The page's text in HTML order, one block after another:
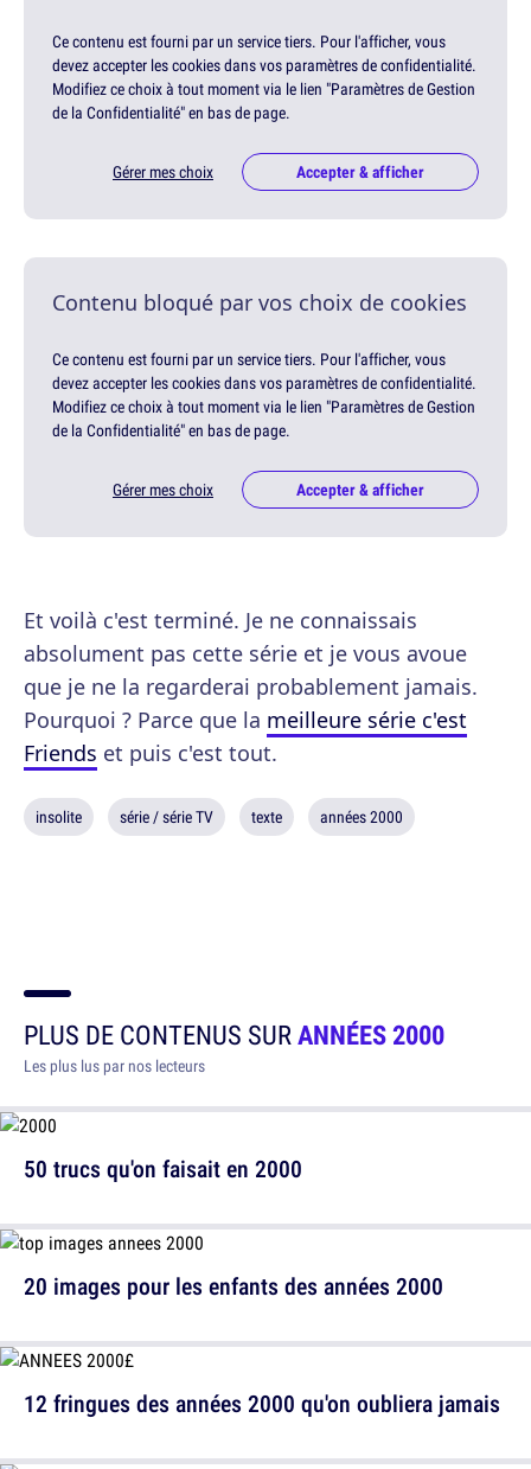
Ce contenu est fourni par un service tiers. Pour l'afficher, vous
devez accepter les cookies dans vos paramètres de confidentialité.
Modifiez ce choix à tout moment via le lien "Paramètres de Gestion
de la Confidentialité" en bas de page.
Gérer mes choix Accepter & afficher
Contenu bloqué par vos choix de cookies
Ce contenu est fourni par un service tiers. Pour l'afficher, vous
devez accepter les cookies dans vos paramètres de confidentialité.
Modifiez ce choix à tout moment via le lien "Paramètres de Gestion
de la Confidentialité" en bas de page.
Gérer mes choix Accepter & afficher
Et voilà c'est terminé. Je ne connaissais
absolument pas cette série et je vous avoue
que je ne la regarderai probablement jamais.
Pourquoi ? Parce que la meilleure série c'est
Friends et puis c'est tout.
insolite série / série TV texte années 2000
PLUS DE CONTENUS SURANNÉES 2000
Les plus lus par nos lecteurs
50 trucs qu'on faisait en 2000
12 fringues des années 2000 qu'on oubliera jamais
20 images pour les enfants des années 2000